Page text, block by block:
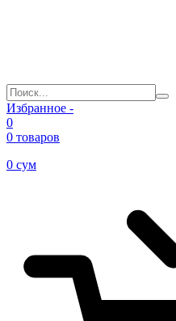
Избранное -
0
0 товаров
0 сум